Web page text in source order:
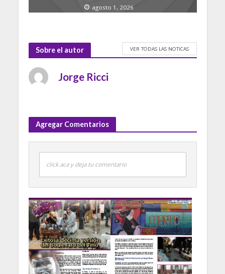
agosto 1, 2026
Sobre el autor VER TODAS LAS NOTICAS
Jorge Ricci
Agregar Comentarios
click aca y deja tu comentario